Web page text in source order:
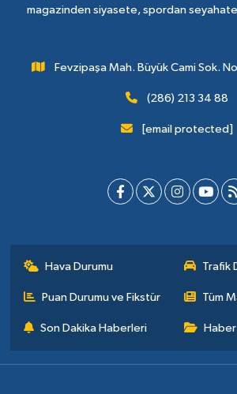
magazinden siyasete, spordan
Fevzipaşa Mah. Büyük Cami Sok.
(286) 213 34 88
[email protected]
Hava Durumu Trafik
Puan Durumu ve Fikstür Tüm
Son Dakika Haberleri